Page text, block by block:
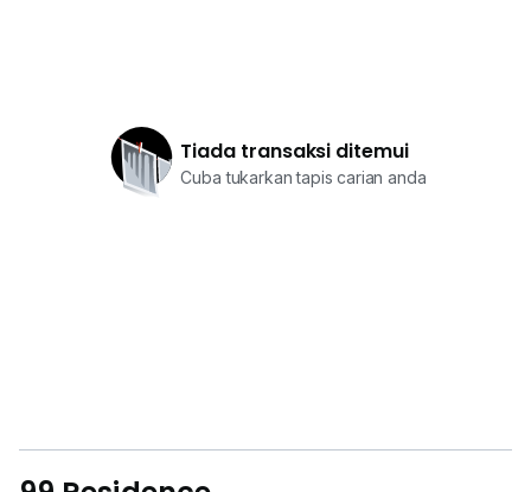
Tiada transaksi ditemui
Cuba tukarkan tapis carian anda